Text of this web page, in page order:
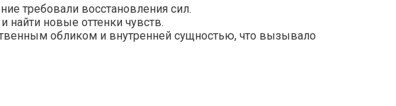
требовали восстановления сил.
найти новые оттенки чувств.
обликом и внутренней сущностью, что вызывало